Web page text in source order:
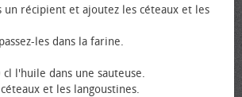
un récipient et ajoutez les céteaux et les
les dans la farine.
l'huile dans une sauteuse.
et les langoustines.